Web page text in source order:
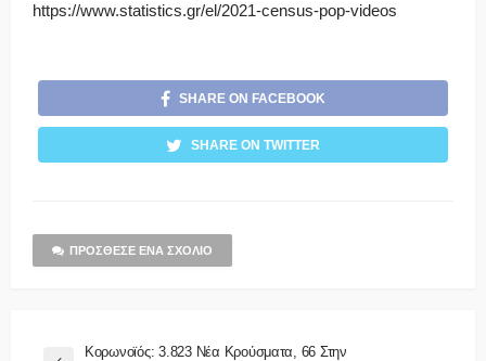
https://www.statistics.gr/el/2021-census-pop-videos
SHARE ON FACEBOOK
SHARE ON TWITTER
ΠΡΌΣΘΕΣΕ ΈΝΑ ΣΧΌΛΙΟ
Κορωνοϊός: 3.823 Νέα Κρούσματα, 66 Στην